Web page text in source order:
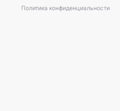
Политика конфиденциальности